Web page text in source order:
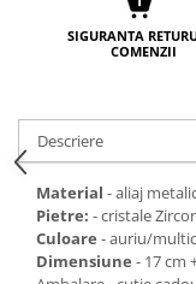
SIGURANTA
COMENZII
Descriere
Material - aliaj
Pietre: - cristale
Culoare - auriu/
Dimensiune - 17 cm